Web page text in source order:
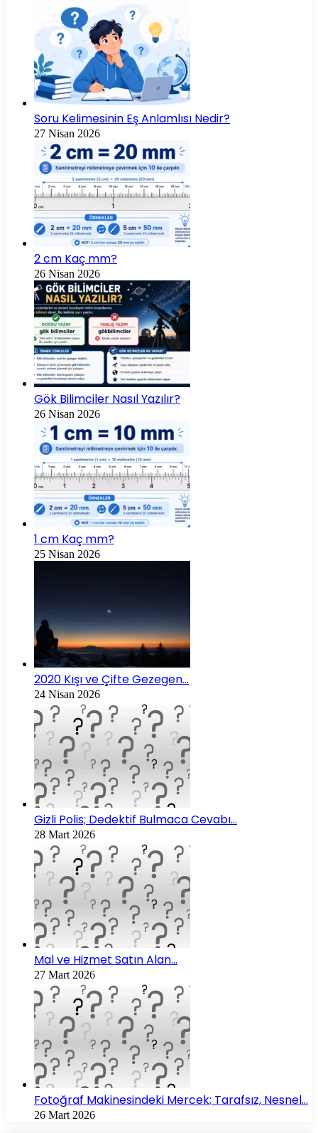
Soru Kelimesinin Eş Anlamlısı Nedir?
27 Nisan 2026
2 cm Kaç mm?
26 Nisan 2026
Gök Bilimciler Nasıl Yazılır?
26 Nisan 2026
1 cm Kaç mm?
25 Nisan 2026
2020 Kışı ve Çifte Gezegen…
24 Nisan 2026
Gizli Polis; Dedektif Bulmaca Cevabı…
28 Mart 2026
Mal ve Hizmet Satın Alan…
27 Mart 2026
Fotoğraf Makinesindeki Mercek; Tarafsız, Nesnel…
26 Mart 2026